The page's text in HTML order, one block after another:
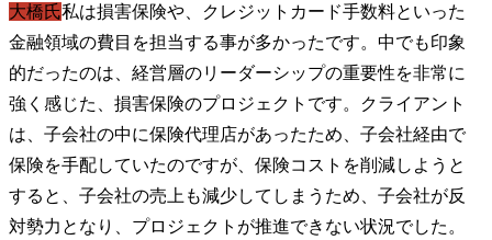
大橋氏私は損害保険や、クレジットカード手数料といった
金融領域の費目を担当する事が多かったです。中でも印象
的だったのは、経営層のリーダーシップの重要性を非常に
強く感じた、損害保険のプロジェクトです。クライアント
は、子会社の中に保険代理店があったため、子会社経由で
保険を手配していたのですが、保険コストを削減しようと
すると、子会社の売上も減少してしまうため、子会社が反
対勢力となり、プロジェクトが推進できない状況でした。